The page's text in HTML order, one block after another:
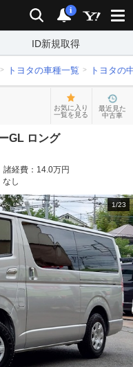
検索 通知
i
ID新規取得
トヨタの車種一覧 トヨタの
お気に入り
一覧を見る
最近見た
中古車
GL ロング
諸経費： 14.0万円
なし
1/23